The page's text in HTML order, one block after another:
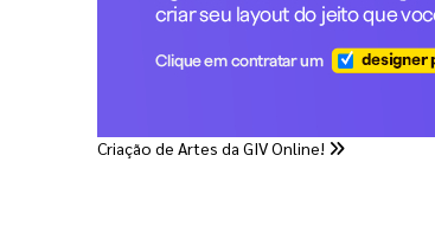
Criação de Artes da GIV Online!